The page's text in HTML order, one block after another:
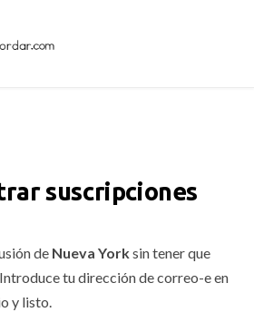
suscripciones
de Nueva Yorksin tener que
tu dirección de correo-e en
y listo.